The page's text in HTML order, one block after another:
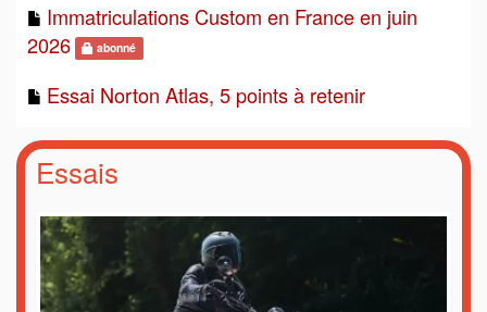
Immatriculations Custom en France en juin
2026
abonné
Essai Norton Atlas, 5 points à retenir
Essais